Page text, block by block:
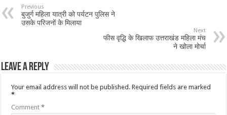
Previous
बुजुर्ग महिला यात्री को पर्यटन पुलिस ने
उसके परिजनों के मिलाया
Next
फीस वृद्धि के खिलाफ उत्तराखंड महिला मंच
ने खोला मोर्चा
Leave a Reply
Your email address will not be published. Required fields are marked
*
Comment*